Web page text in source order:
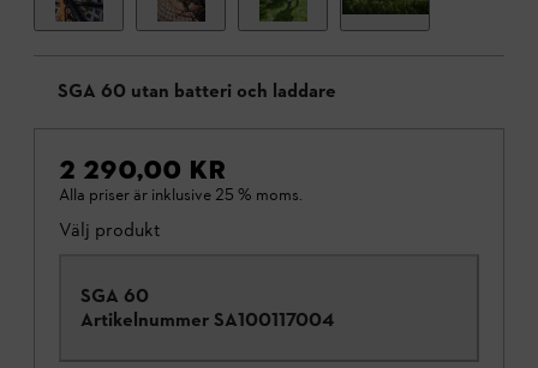
SGA 60 utan batteri och laddare
2 290,00 KR
Alla priser är inklusive 25 % moms.
Välj produkt
SGA 60
Artikelnummer SA100117004